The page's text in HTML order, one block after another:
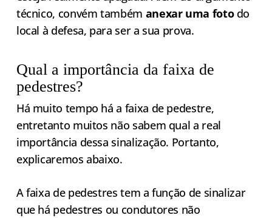
técnico, convém também anexar uma fotodo
local à defesa, para ser a sua prova.
Qual a importância da faixa de
pedestres?
Há muito tempo há a faixa de pedestre,
entretanto muitos não sabem qual a real
importância dessa sinalização. Portanto,
explicaremos abaixo.
A faixa de pedestres tem a função de sinalizar
que há pedestres ou condutores não